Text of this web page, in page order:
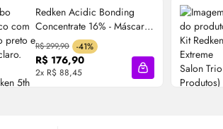
Redken Acidic Bonding
Concentrate 16% - Máscara
Capilar 250ml
R$ 299,90 -41%
R$ 176,90
2x R$ 88,45 Adicionar à sacola